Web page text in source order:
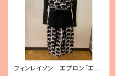
フィンレイソン エプロン「エレ